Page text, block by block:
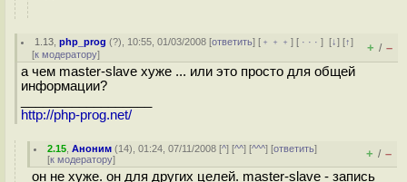
1.13 ,php_prog (?), 10:55, 01/03/2008 [ответить] [ ﹢﹢﹢] [ · · ·][↓] [↑]
[к модератору] + / –
а чем master-slave хуже ... или это просто для общей
информации?
http://php-prog.net/
2.15 ,Аноним (14), 01:24, 07/11/2008 [^] [^^] [^^^] [ответить]
[к модератору] + / –
он не хуже. он для других целей. master-slave - запись